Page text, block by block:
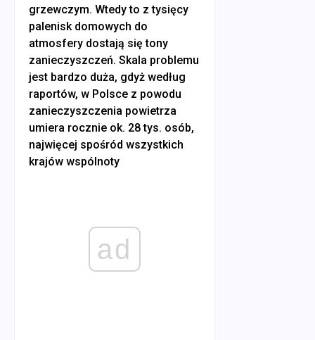
grzewczym. Wtedy to z tysięcy
palenisk domowych do
atmosfery dostają się tony
zanieczyszczeń. Skala problemu
jest bardzo duża, gdyż według
raportów, w Polsce z powodu
zanieczyszczenia powietrza
umiera rocznie ok. 28 tys. osób,
najwięcej spośród wszystkich
krajów wspólnoty
ad